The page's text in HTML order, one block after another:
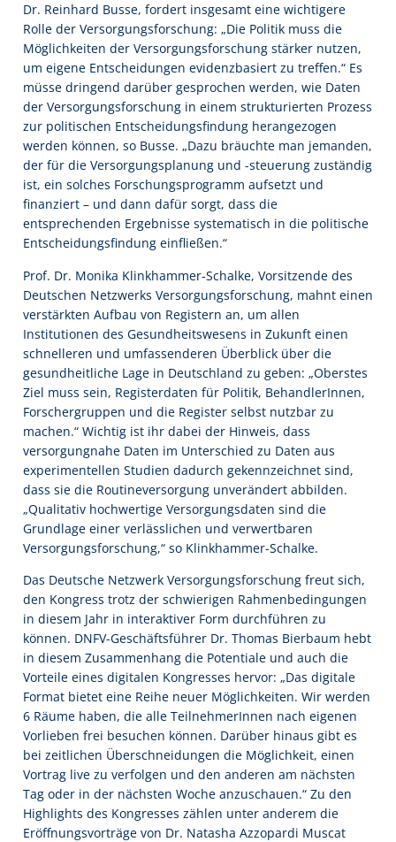
Dr. Reinhard Busse, fordert insgesamt eine wichtigere
Rolle der Versorgungsforschung: „Die Politik muss die
Möglichkeiten der Versorgungsforschung stärker nutzen,
um eigene Entscheidungen evidenzbasiert zu treffen.“ Es
müsse dringend darüber gesprochen werden, wie Daten
der Versorgungsforschung in einem strukturierten Prozess
zur politischen Entscheidungsfindung herangezogen
werden können, so Busse. „Dazu bräuchte man jemanden,
der für die Versorgungsplanung und -steuerung zuständig
ist, ein solches Forschungsprogramm aufsetzt und
finanziert – und dann dafür sorgt, dass die
entsprechenden Ergebnisse systematisch in die politische
Entscheidungsfindung einfließen.“
Prof. Dr. Monika Klinkhammer-Schalke, Vorsitzende des
Deutschen Netzwerks Versorgungsforschung, mahnt einen
verstärkten Aufbau von Registern an, um allen
Institutionen des Gesundheitswesens in Zukunft einen
schnelleren und umfassenderen Überblick über die
gesundheitliche Lage in Deutschland zu geben: „Oberstes
Ziel muss sein, Registerdaten für Politik, BehandlerInnen,
Forschergruppen und die Register selbst nutzbar zu
machen.“ Wichtig ist ihr dabei der Hinweis, dass
versorgungnahe Daten im Unterschied zu Daten aus
experimentellen Studien dadurch gekennzeichnet sind,
dass sie die Routineversorgung unverändert abbilden.
„Qualitativ hochwertige Versorgungsdaten sind die
Grundlage einer verlässlichen und verwertbaren
Versorgungsforschung,“ so Klinkhammer-Schalke.
Das Deutsche Netzwerk Versorgungsforschung freut sich,
den Kongress trotz der schwierigen Rahmenbedingungen
in diesem Jahr in interaktiver Form durchführen zu
können. DNFV-Geschäftsführer Dr. Thomas Bierbaum hebt
in diesem Zusammenhang die Potentiale und auch die
Vorteile eines digitalen Kongresses hervor: „Das digitale
Format bietet eine Reihe neuer Möglichkeiten. Wir werden
6 Räume haben, die alle TeilnehmerInnen nach eigenen
Vorlieben frei besuchen können. Darüber hinaus gibt es
bei zeitlichen Überschneidungen die Möglichkeit, einen
Vortrag live zu verfolgen und den anderen am nächsten
Tag oder in der nächsten Woche anzuschauen.“ Zu den
Highlights des Kongresses zählen unter anderem die
Eröffnungsvorträge von Dr. Natasha Azzopardi Muscat